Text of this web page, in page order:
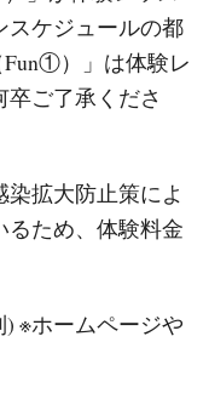
スケジュールの都
Fun①）」は体験レ
ご了承くださ
拡大防止策によ
るため、体験料金
※ホームページや